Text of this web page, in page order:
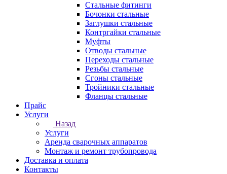
Стальные фитинги
Бочонки стальные
Заглушки стальные
Контргайки стальные
Муфты
Отводы стальные
Переходы стальные
Резьбы стальные
Сгоны стальные
Тройники стальные
Фланцы стальные
Прайс
Услуги
Назад
Услуги
Аренда сварочных аппаратов
Монтаж и ремонт трубопровода
Доставка и оплата
Контакты